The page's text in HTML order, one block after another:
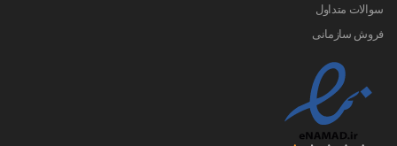
سوالات متداول
فروش سازمانی